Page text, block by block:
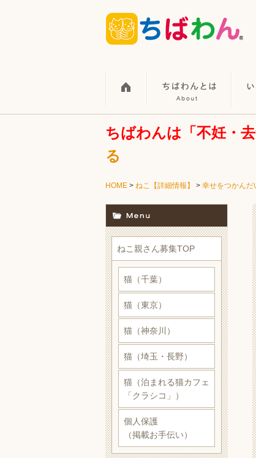
ちばわんは「不妊・
る
HOME > ねこ【詳細情報】 > 幸せをつかんだ
ねこ親さん募集TOP
猫（千葉）
猫（東京）
猫（神奈川）
猫（埼玉・長野）
猫（泊まれる猫カフェ
「クラシコ」）
個人保護
（掲載お手伝い）